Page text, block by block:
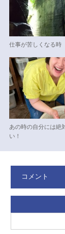
仕事が苦しくなる時
あの時の自分には絶
い！
コメント